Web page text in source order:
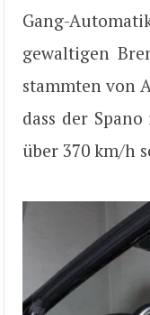
Gang-
gewaltigen
stammten von
dass der
über 370 km/h